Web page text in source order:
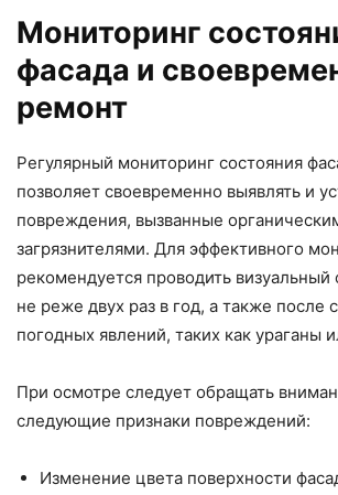
Мониторинг
фасада и
ремонт
Регулярный мониторинг состояния
позволяет своевременно выявлять и
повреждения, вызванные
загрязнителями. Для эффективного
рекомендуется проводить визуальный
не реже двух раз в год, а также после
погодных явлений, таких как ураганы
При осмотре следует обращать
следующие признаки повреждений:
Изменение цвета поверхности